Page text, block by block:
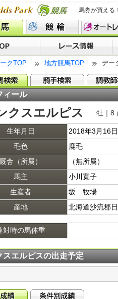
馬券が買える
クTOP 地方競馬TOP デー
ィール
クスエルピス 牡｜8
生年月日
2018年3月16日
毛色
鹿毛
厩舎（所属）
（無所属）
馬主
小川寛子
生産者
坂 牧場
産地
北海道沙流郡
対時の馬体重
スエルピスの出走予定